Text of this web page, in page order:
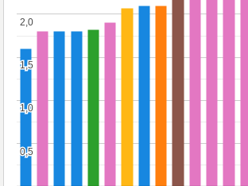
0,5
0,5
1,0
1,0
1,5
1,5
2,0
2,0